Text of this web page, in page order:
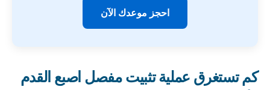
احجز موعدك الآن
كم تستغرق عملية تثبيت مفصل اصبع القدم